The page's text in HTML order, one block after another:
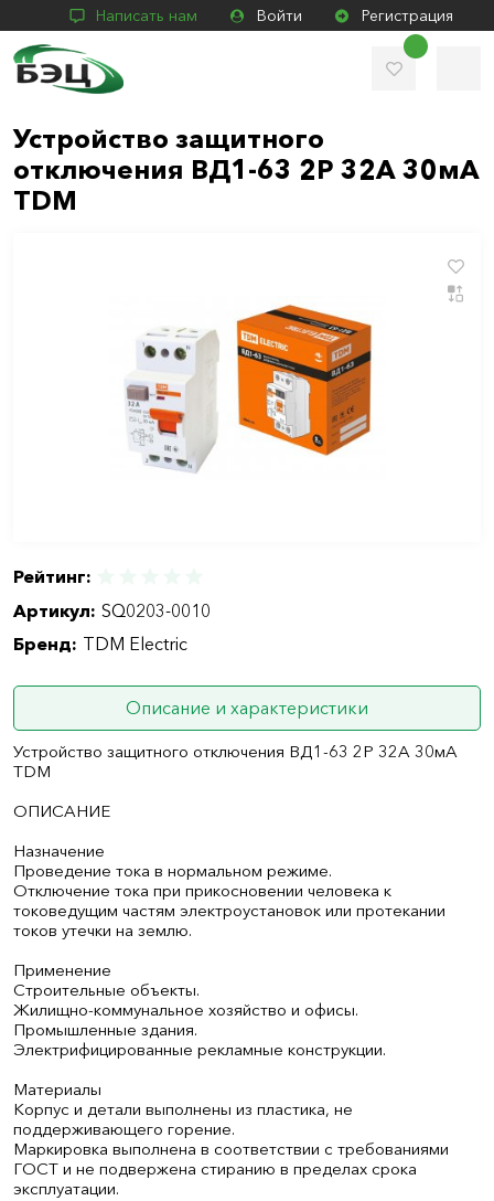
Написать нам Войти Регистрация
Устройство защитного
отключения ВД1-63 2Р 32А 30мА
TDM
Рейтинг:
Артикул: SQ0203-0010
Бренд: TDM Electric
Описание и характеристики
Устройство защитного отключения ВД1-63 2Р 32А 30мА
TDM
ОПИСАНИЕ
Назначение
Проведение тока в нормальном режиме.
Отключение тока при прикосновении человека к
токоведущим частям электроустановок или протекании
токов утечки на землю.
Применение
Строительные объекты.
Жилищно-коммунальное хозяйство и офисы.
Промышленные здания.
Электрифицированные рекламные конструкции.
Материалы
Корпус и детали выполнены из пластика, не
поддерживающего горение.
Маркировка выполнена в соответствии с требованиями
ГОСТ и не подвержена стиранию в пределах срока
эксплуатации.